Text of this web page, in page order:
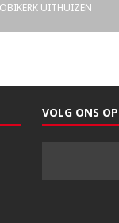
UITHUIZEN
VOLG ONS